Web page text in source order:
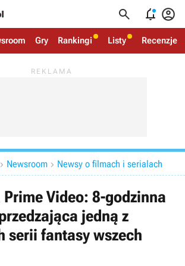
  
Gry Rankingi Listy Recenzje
 Newsroom  Newsy o filmach i serialach
Video: 8-godzinna
jedną z
serii fantasy wszech